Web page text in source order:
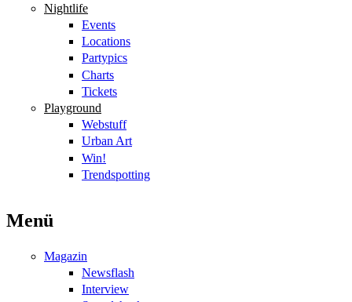
Nightlife
Events
Locations
Partypics
Charts
Tickets
Playground
Webstuff
Urban Art
Win!
Trendspotting
Menü
Magazin
Newsflash
Interview